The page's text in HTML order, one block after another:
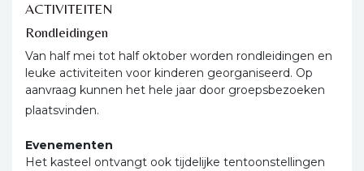
ACTIVITEITEN
Rondleidingen
Van half mei tot half oktober worden rondleidingen en
leuke activiteiten voor kinderen georganiseerd. Op
aanvraag kunnen het hele jaar door groepsbezoeken
plaatsvinden.
Evenementen
Het kasteel ontvangt ook tijdelijke tentoonstellingen